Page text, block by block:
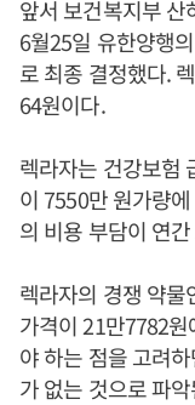
앞서 보건복지부
6월25일 유한양행
로 최종 결정했다.
64원이다.
렉라자는 건강보험
이 7550만 원가량
의 비용 부담이 연
렉라자의 경쟁 약
가격이 21만7782
야 하는 점을 고려
가 없는 것으로 파